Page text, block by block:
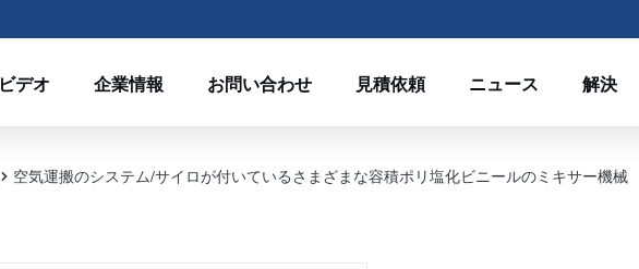
ビデオ 企業情報 お問い合わせ 見積依頼 ニュース 解決
空気運搬のシステム/サイロが付いているさまざまな容積ポリ塩化ビニールのミキサー機械